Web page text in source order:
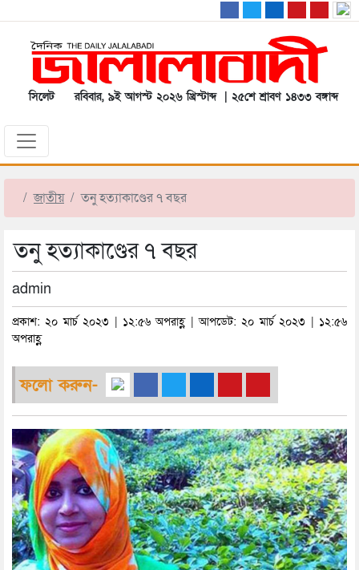
সিলেট রবিবার, ৯ই আগস্ট ২০২৬ খ্রিস্টাব্দ | ২৫শে শ্রাবণ ১৪৩৩ বঙ্গাব্দ
জাতীয় তনু হত্যাকাণ্ডের ৭ বছর
তনু হত্যাকাণ্ডের ৭ বছর
admin
প্রকাশ: ২০ মার্চ ২০২৩ | ১২:৫৬ অপরাহ্ণ | আপডেট: ২০ মার্চ ২০২৩ | ১২:৫৬
অপরাহ্ণ
ফলো করুন-